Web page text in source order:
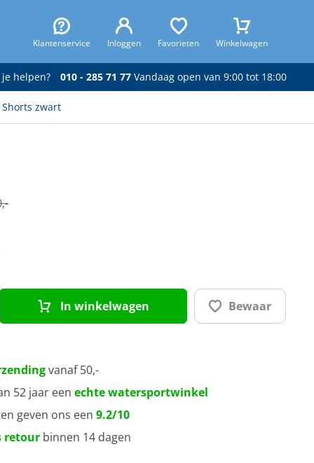
Klantenservice Inloggen Favorieten Winkelwagen
je helpen? 010 - 285 71 77Vandaag open van 9:00 tot 18:00
Shorts zwart
In winkelwagen Bewaar
vanaf 50,-
52 jaar een echte watersportwinkel
geven ons een 9.2/10
retourbinnen 14 dagen